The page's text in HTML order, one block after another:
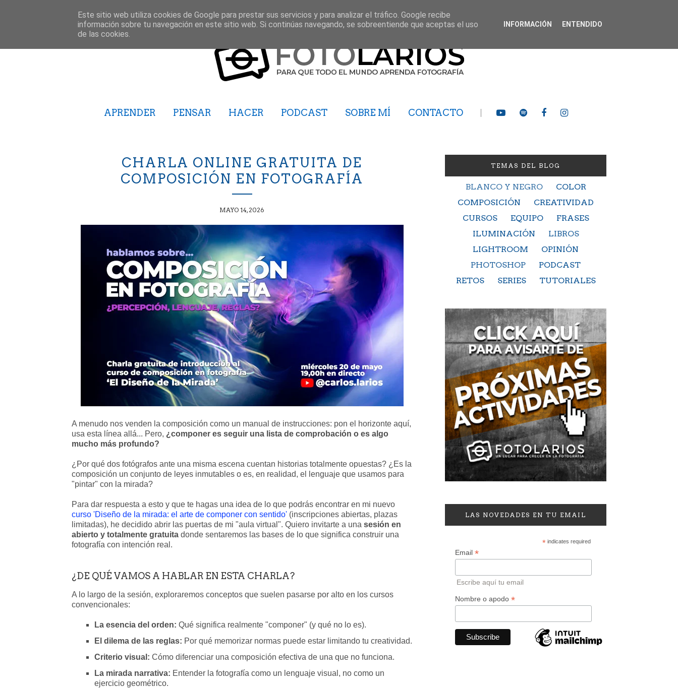
APRENDER PENSAR HACER PODCAST SOBRE MÍ CONTACTO
CHARLA ONLINE GRATUITA DE
COMPOSICIÓN EN FOTOGRAFÍA
MAYO 14, 2026
A menudo nos venden la composición como un manual de instrucciones: pon el horizonte aquí,
usa esta línea allá... Pero, ¿componer es seguir una lista de comprobación o es algo
mucho más profundo?
¿Por qué dos fotógrafos ante una misma escena cuentan historias totalmente opuestas? ¿Es la
composición un conjunto de leyes inmutables o es, en realidad, el lenguaje que usamos para
"pintar" con la mirada?
Para dar respuesta a esto y que te hagas una idea de lo que podrás encontrar en mi nuevo
curso 'Diseño de la mirada: el arte de componer con sentido' (inscripciones abiertas, plazas
limitadas), he decidido abrir las puertas de mi "aula virtual". Quiero invitarte a una sesión en
abierto y totalmente gratuita donde sentaremos las bases de lo que significa construir una
fotografía con intención real.
¿DE QUÉ VAMOS A HABLAR EN ESTA CHARLA?
A lo largo de la sesión, exploraremos conceptos que suelen pasarse por alto en los cursos
convencionales:
La esencia del orden: Qué significa realmente "componer" (y qué no lo es).
El dilema de las reglas: Por qué memorizar normas puede estar limitando tu creatividad.
Criterio visual: Cómo diferenciar una composición efectiva de una que no funciona.
La mirada narrativa: Entender la fotografía como un lenguaje visual, no como un
ejercicio geométrico.
TEMAS DEL BLOG
BLANCO Y NEGRO
COLOR
COMPOSICIÓN
CREATIVIDAD
CURSOS
EQUIPO
FRASES
ILUMINACIÓN
LIBROS
LIGHTROOM
OPINIÓN
PHOTOSHOP
PODCAST
RETOS
SERIES TUTORIALES
LAS NOVEDADES EN TU EMAIL
*indicates required
Email *
Escribe aquí tu email
Nombre o apodo *
Este sitio web utiliza cookies de Google para prestar sus servicios y para analizar el tráfico. Google recibe
información sobre tu navegación en este sitio web. Si continúas navegando, se sobreentiende que aceptas el uso
de las cookies.
INFORMACIÓN ENTENDIDO